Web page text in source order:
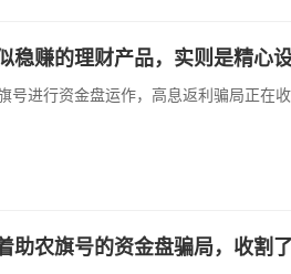
稳赚的理财产品，实则是精心
号进行资金盘运作，高息返利骗局正在
助农旗号的资金盘骗局，收割